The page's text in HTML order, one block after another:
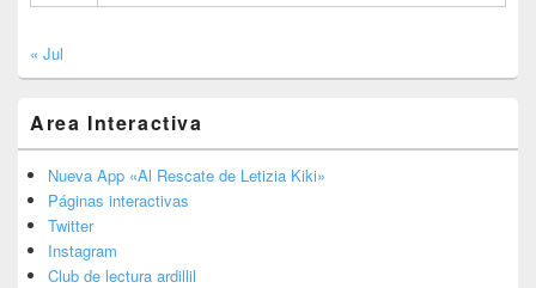
« Jul
Area Interactiva
Nueva App «Al Rescate de Letizia Kiki»
Páginas interactivas
Twitter
Instagram
Club de lectura ardillil